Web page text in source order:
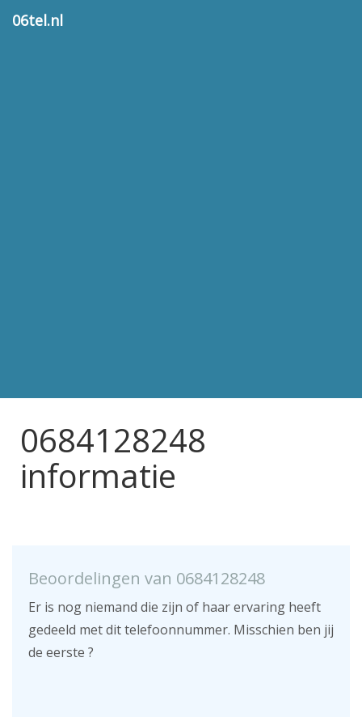
06tel.nl
0684128248
informatie
Beoordelingen van 0684128248
Er is nog niemand die zijn of haar ervaring heeft
gedeeld met dit telefoonnummer. Misschien ben jij
de eerste ?